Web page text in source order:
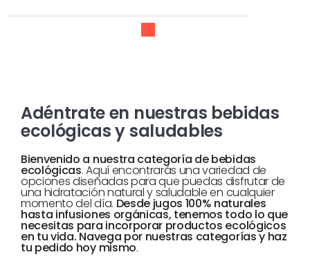
Adéntrate en nuestras bebidas
ecológicas y saludables
Bienvenido a nuestra categoría de bebidas
ecológicas. Aquí encontrarás una variedad de
opciones diseñadas para que puedas disfrutar de
una hidratación natural y saludable en cualquier
momento del día. Desde jugos 100% naturales
hasta infusiones orgánicas, tenemos todo lo que
necesitas para incorporar productos ecológicos
en tu vida. Navega por nuestras categorías y haz
tu pedido hoy mismo.